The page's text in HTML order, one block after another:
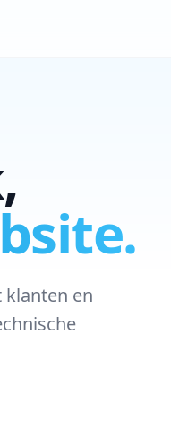
klanten en